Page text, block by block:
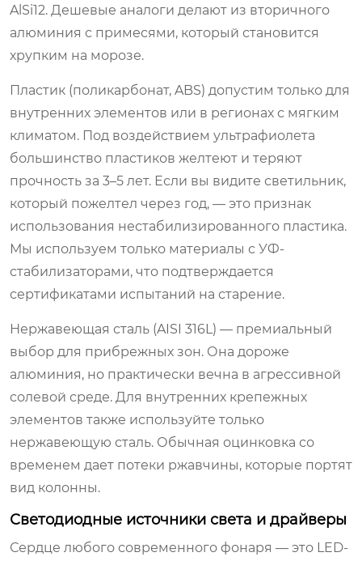
AlSi12. Дешевые аналоги делают из вторичного
алюминия с примесями, который становится
хрупким на морозе.
Пластик (поликарбонат, ABS) допустим только для
внутренних элементов или в регионах с мягким
климатом. Под воздействием ультрафиолета
большинство пластиков желтеют и теряют
прочность за 3–5 лет. Если вы видите светильник,
который пожелтел через год, — это признак
использования нестабилизированного пластика.
Мы используем только материалы с УФ-
стабилизаторами, что подтверждается
сертификатами испытаний на старение.
Нержавеющая сталь (AISI 316L) — премиальный
выбор для прибрежных зон. Она дороже
алюминия, но практически вечна в агрессивной
солевой среде. Для внутренних крепежных
элементов также используйте только
нержавеющую сталь. Обычная оцинковка со
временем дает потеки ржавчины, которые портят
вид колонны.
Светодиодные источники света и драйверы
Сердце любого современного фонаря — это LED-